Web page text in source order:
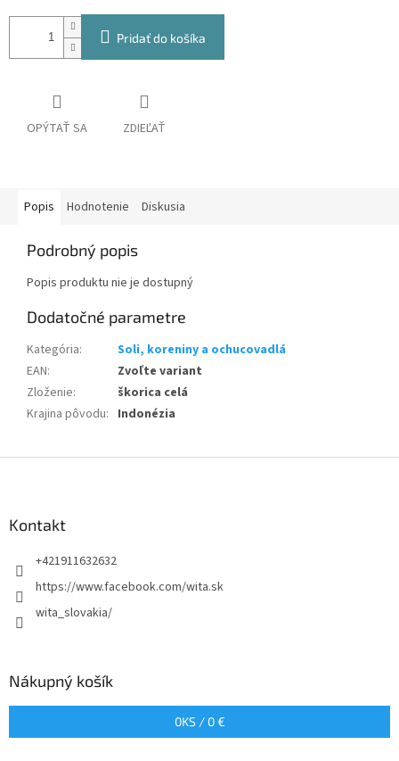
Pridať do košíka
OPÝTAŤ SA ZDIEĽAŤ
Popis Hodnotenie Diskusia
Podrobný popis
Popis produktu nie je dostupný
Dodatočné parametre
Kategória:
Soli, koreniny a ochucovadlá
EAN:
Zvoľte variant
Zloženie:
škorica celá
Krajina pôvodu: Indonézia
Kontakt
+421911632632
https://www.facebook.com/wita.sk
wita_slovakia/
Nákupný košík
0KS / 0 €